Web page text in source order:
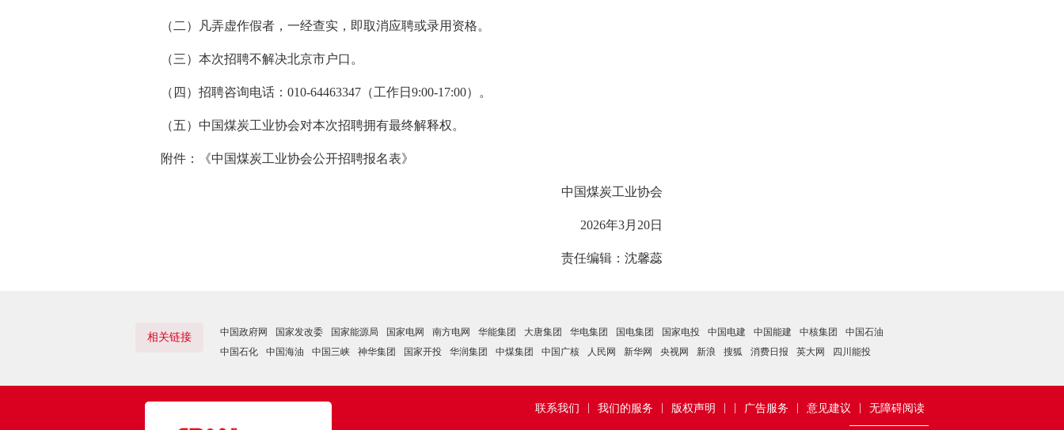
（二）凡弄虚作假者，一经查实，即取消应聘或录用资格。
（三）本次招聘不解决北京市户口。
（四）招聘咨询电话：010-64463347（工作日9:00-17:00）。
（五）中国煤炭工业协会对本次招聘拥有最终解释权。
附件：《中国煤炭工业协会公开招聘报名表》
中国煤炭工业协会
2026年3月20日
责任编辑：沈馨蕊
相关链接 中国政府网 国家发改委 国家能源局 国家电网 南方电网 华能集团 大唐集团 华电集团 国电集团 国家电投 中国电建 中国能建 中核集团
中国石油
中国石化
中国海油 中国三峡 神华集团 国家开投 华润集团 中煤集团 中国广核 人民网 新华网 央视网 新浪 搜狐 消费日报 英大网 四川能投
无障碍阅读
意见建议
广告服务
版权声明
我们的服务
联系我们